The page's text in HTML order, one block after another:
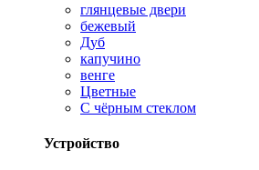
глянцевые двери
бежевый
Дуб
капучино
венге
Цветные
С чёрным стеклом
Устройство